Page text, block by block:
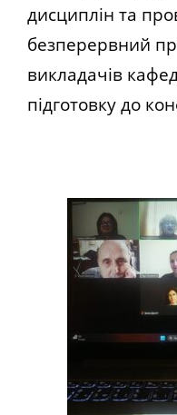
дисциплін та
безперервний
викладачів
підготовку до